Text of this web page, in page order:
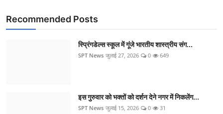
Recommended Posts
स्प्रिंगडेल्स स्कूल में गूंजे भारतीय शास्त्रीय संग...
SPT News जुलाई 27, 2026 0 649
इस गुरुवार को भक्तों को दर्शन देने नगर में निकलेंग...
SPT News जुलाई 15, 2026 0 31